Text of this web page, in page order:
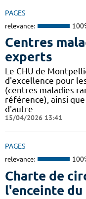
PAGES
relevance:
Centres
experts
Le CHU de
d'excellence pour
(centres maladies
référence), ainsi
d'autre
15/04/2026 13:41
PAGES
relevance:
Charte de
l'enceinte du